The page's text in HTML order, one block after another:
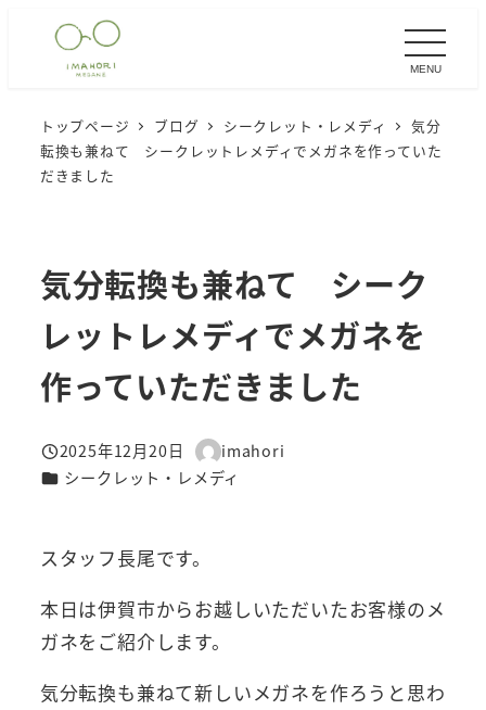
MENU
トップページ ブログ シークレット・レメディ
気分
転換も兼ねて シークレットレメディでメガネを作っていた
だきました
気分転換も兼ねて シーク
レットレメディでメガネを
作っていただきました
投稿日
2025年12月20日
著
者
imahori
カテゴリー
シークレット・レメディ
スタッフ長尾です。
本日は伊賀市からお越しいただいたお客様のメ
ガネをご紹介します。
気分転換も兼ねて新しいメガネを作ろうと思わ